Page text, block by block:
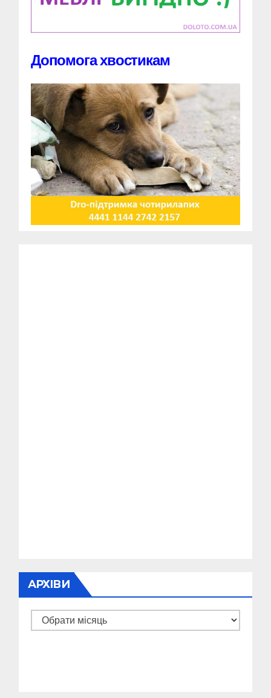
Допомога хвостикам
АРХІВИ
Архіви